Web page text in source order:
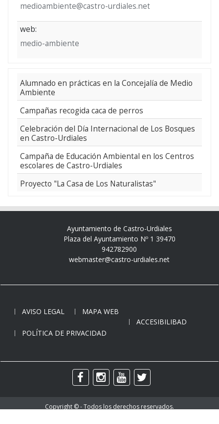
medioambiente@castro-urdiales.net
web:
medio-ambiente
Alumnado en prácticas en la Concejalía de Medio
Ambiente
Campañas recogida caca de perros
Celebración del Día Internacional de Los Bosques
en Castro-Urdiales
Campaña de Educación Ambiental en los Centros
escolares de Castro-Urdiales
Proyecto "La Casa de Los Naturalistas"
Ayuntamiento de Castro-Urdiales
Plaza del Ayuntamiento Nº 1 39470
942782900
webmaster@castro-urdiales.net
AVISO LEGAL
MAPA WEB
ACCESIBILIBAD
POLÍTICA DE PRIVACIDAD
Copyright © - Todos los derechos reservados.